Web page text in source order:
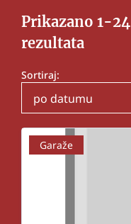
Prikazano 1-
rezultata
Sortiraj:
po datumu
Garaže